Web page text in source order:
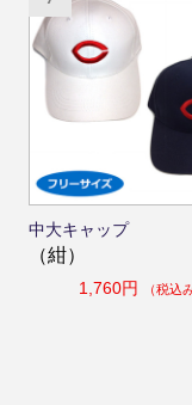
中大キャップ
（紺）
1,760円 （税込